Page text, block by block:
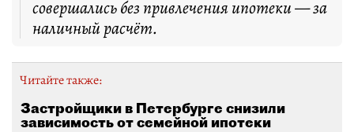
совершались без привлечения ипотеки — за
наличный расчёт.
Читайте также:
Застройщики в Петербурге снизили
зависимость от семейной ипотеки